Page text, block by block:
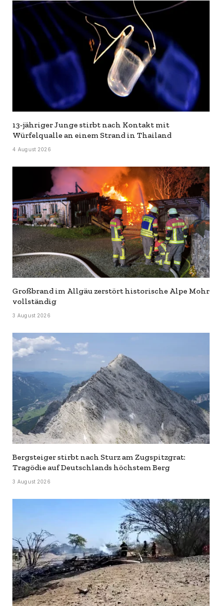
13-jähriger Junge stirbt nach Kontakt mit
Würfelqualle an einem Strand in Thailand
4 August 2026
Großbrand im Allgäu zerstört historische Alpe Mohr
vollständig
3 August 2026
Bergsteiger stirbt nach Sturz am Zugspitzgrat:
Tragödie auf Deutschlands höchstem Berg
3 August 2026